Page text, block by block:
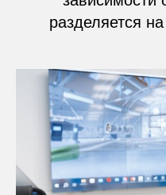
разделяется